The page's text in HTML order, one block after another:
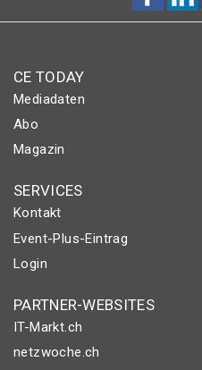
CE TODAY
Mediadaten
Abo
Magazin
SERVICES
Kontakt
Event-Plus-Eintrag
Login
PARTNER-WEBSITES
IT-Markt.ch
netzwoche.ch